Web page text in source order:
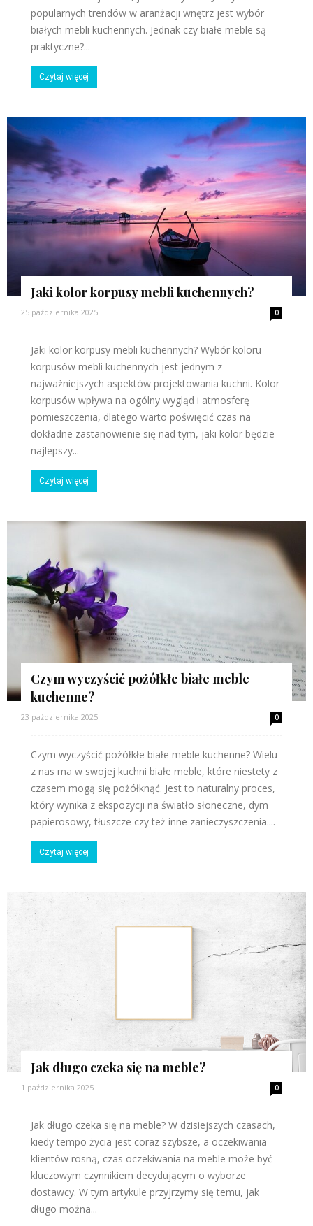
popularnych trendów w aranżacji wnętrz jest wybór
białych mebli kuchennych. Jednak czy białe meble są
praktyczne?...
Czytaj więcej
Jaki kolor korpusy mebli kuchennych?
25 października 2025 0
Jaki kolor korpusy mebli kuchennych? Wybór koloru
korpusów mebli kuchennych jest jednym z
najważniejszych aspektów projektowania kuchni. Kolor
korpusów wpływa na ogólny wygląd i atmosferę
pomieszczenia, dlatego warto poświęcić czas na
dokładne zastanowienie się nad tym, jaki kolor będzie
najlepszy...
Czytaj więcej
Czym wyczyścić pożółkłe białe meble
kuchenne?
23 października 2025 0
Czym wyczyścić pożółkłe białe meble kuchenne? Wielu
z nas ma w swojej kuchni białe meble, które niestety z
czasem mogą się pożółknąć. Jest to naturalny proces,
który wynika z ekspozycji na światło słoneczne, dym
papierosowy, tłuszcze czy też inne zanieczyszczenia....
Czytaj więcej
Jak długo czeka się na meble?
1 października 2025 0
Jak długo czeka się na meble? W dzisiejszych czasach,
kiedy tempo życia jest coraz szybsze, a oczekiwania
klientów rosną, czas oczekiwania na meble może być
kluczowym czynnikiem decydującym o wyborze
dostawcy. W tym artykule przyjrzymy się temu, jak
długo można...